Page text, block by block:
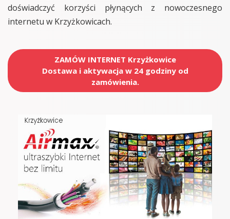
doświadczyć korzyści płynących z nowoczesnego
internetu w Krzyżkowicach.
ZAMÓW INTERNET Krzyżkowice
Dostawa i aktywacja w 24 godziny od
zamówienia.